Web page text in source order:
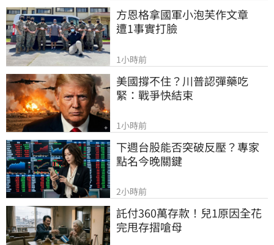
方恩格拿國軍小泡芙作文章
遭1事實打臉
1小時前
美國撐不住？川普認彈藥吃
緊：戰爭快結束
1小時前
下週台股能否突破反壓？專家
點名今晚關鍵
2小時前
託付360萬存款！兒1原因全花
完甩存摺嗆母